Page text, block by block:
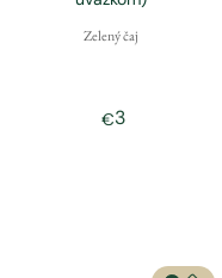
Zelený čaj
€3